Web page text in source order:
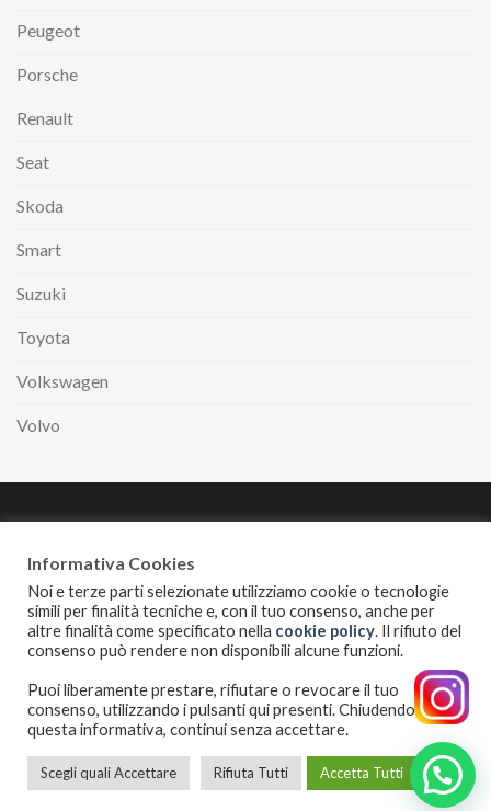
Peugeot
Porsche
Renault
Seat
Skoda
Smart
Suzuki
Toyota
Volkswagen
Volvo
a rate con
INFORMATIVA PRIVACY COOKIES POLICY
I servizi erogati alle auto sono puramente indicativi. Disponibilità
possono variare al variare dei modelli. Le immagini sono
puramente illustrative.
Copyright 2026 ©
| P.Iva:
07109310636 | Via Passariello 185, 80038 Pomigliano D’Arco (NA)
Telefono: 0818842474 | Mobile: 3398883203
Informativa Cookies
Noi e terze parti selezionate utilizziamo cookie o tecnologie
simili per finalità tecniche e, con il tuo consenso, anche per
altre finalità come specificato nella cookie policy. Il rifiuto del
consenso può rendere non disponibili alcune funzioni.
Puoi liberamente prestare, rifiutare o revocare il tuo
consenso, utilizzando i pulsanti qui presenti. Chiudendo
questa informativa, continui senza accettare.
Scegli quali Accettare Rifiuta Tutti Accetta Tutti